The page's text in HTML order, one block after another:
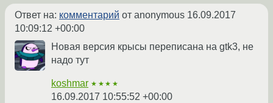
Ответ на: комментарий от anonymous 16.09.2017
10:09:12 +00:00
Новая версия крысы переписана на gtk3, не
надо тут
koshmar ★★★★
16.09.2017 10:55:52 +00:00